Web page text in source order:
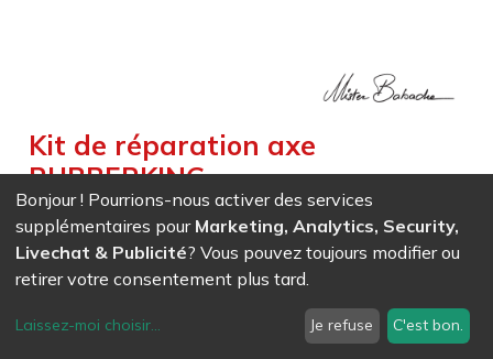
Kit de réparation axe
RUBBERKING
Weight : 0,045kg
12,13CHF/ HT
EAN 7611847008208 - Ref ( 0820
Bonjour ! Pourrions-nous activer des services
supplémentaires pour Marketing, Analytics, Security,
Livechat & Publicité? Vous pouvez toujours modifier ou
retirer votre consentement plus tard.
Laissez-moi choisir... Je refuse C'est bon.